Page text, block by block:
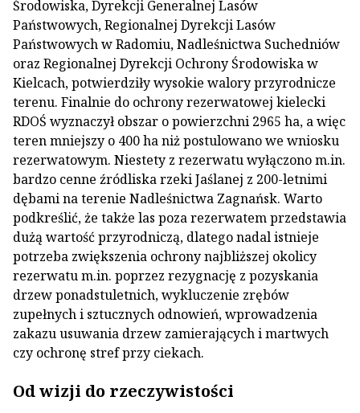
Środowiska, Dyrekcji Generalnej Lasów
Państwowych, Regionalnej Dyrekcji Lasów
Państwowych w Radomiu, Nadleśnictwa Suchedniów
oraz Regionalnej Dyrekcji Ochrony Środowiska w
Kielcach, potwierdziły wysokie walory przyrodnicze
terenu. Finalnie do ochrony rezerwatowej kielecki
RDOŚ wyznaczył obszar o powierzchni 2965 ha, a więc
teren mniejszy o 400 ha niż postulowano we wniosku
rezerwatowym. Niestety z rezerwatu wyłączono m.in.
bardzo cenne źródliska rzeki Jaślanej z 200-letnimi
dębami na terenie Nadleśnictwa Zagnańsk. Warto
podkreślić, że także las poza rezerwatem przedstawia
dużą wartość przyrodniczą, dlatego nadal istnieje
potrzeba zwiększenia ochrony najbliższej okolicy
rezerwatu m.in. poprzez rezygnację z pozyskania
drzew ponadstuletnich, wykluczenie zrębów
zupełnych i sztucznych odnowień, wprowadzenia
zakazu usuwania drzew zamierających i martwych
czy ochronę stref przy ciekach.
Od wizji do rzeczywistości